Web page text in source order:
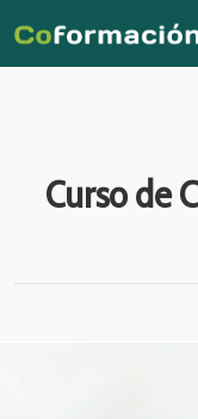
Curso de